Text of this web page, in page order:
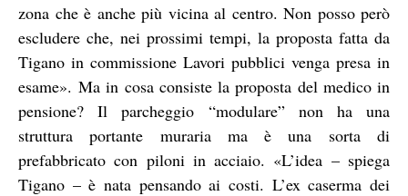
zona che è anche più vicina al centro. Non posso però
escludere che, nei prossimi tempi, la proposta fatta da
Tigano in commissione Lavori pubblici venga presa in
esame». Ma in cosa consiste la proposta del medico in
pensione? Il parcheggio “modulare” non ha una
struttura portante muraria ma è una sorta di
prefabbricato con piloni in acciaio. «L’idea – spiega
Tigano – è nata pensando ai costi. L’ex caserma dei